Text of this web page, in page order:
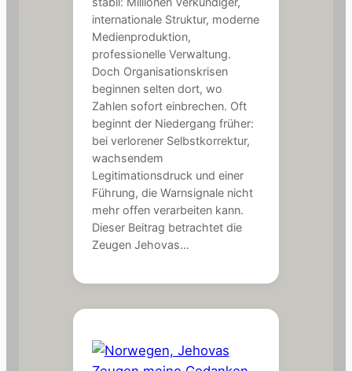
internationale Struktur, moderne
Medienproduktion,
professionelle Verwaltung.
Doch Organisationskrisen
beginnen selten dort, wo
Zahlen sofort einbrechen. Oft
beginnt der Niedergang früher:
bei verlorener Selbstkorrektur,
wachsendem
Legitimationsdruck und einer
Führung, die Warnsignale nicht
mehr offen verarbeiten kann.
Dieser Beitrag betrachtet die
Zeugen Jehovas…